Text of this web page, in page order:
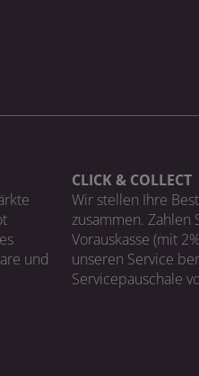
und
CLICK & COLLECT
Wir stellen Ihre
zusammen. Zahlen
Vorauskasse (mit
unseren Service
Servicepauschale